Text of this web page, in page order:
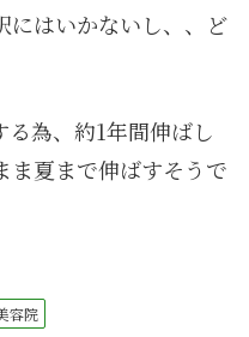
にはいかないし、、ど
為、約1年間伸ばし
ま夏まで伸ばすそうで
容院